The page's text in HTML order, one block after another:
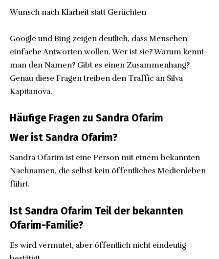
Wunsch nach Klarheit statt Gerüchten
Google und Bing zeigen deutlich, dass Menschen
einfache Antworten wollen. Wer ist sie? Warum kennt
man den Namen? Gibt es einen Zusammenhang?
Genau diese Fragen treiben den Traffic an Silva
Kapitanova.
Häufige Fragen zu Sandra Ofarim
Wer ist Sandra Ofarim?
Sandra Ofarim ist eine Person mit einem bekannten
Nachnamen, die selbst kein öffentliches Medienleben
führt.
Ist Sandra Ofarim Teil der bekannten
Ofarim-Familie?
Es wird vermutet, aber öffentlich nicht eindeutig